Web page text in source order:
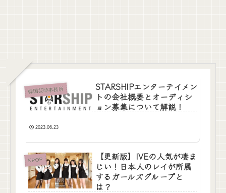
韓国芸能事務所
STARSHIPエンターテイメン
トの会社概要とオーディシ
ョン募集について解説！
2023.06.23
KPOP
【更新版】IVEの人気が凄ま
じい！日本人のレイが所属
するガールズグループと
は？